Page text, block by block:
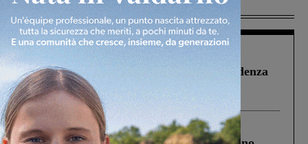
Più lette
Figline Incisa Valdarno
Piscina di Figline finanziata oltre la scadenza
Pnrr, il gruppo di Fratelli d’Italia: “Un
ringraziamento al Governo”
Cronaca 4 Agosto 2026